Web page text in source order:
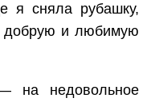
я сняла рубашку,
добрую и любимую
на недовольное